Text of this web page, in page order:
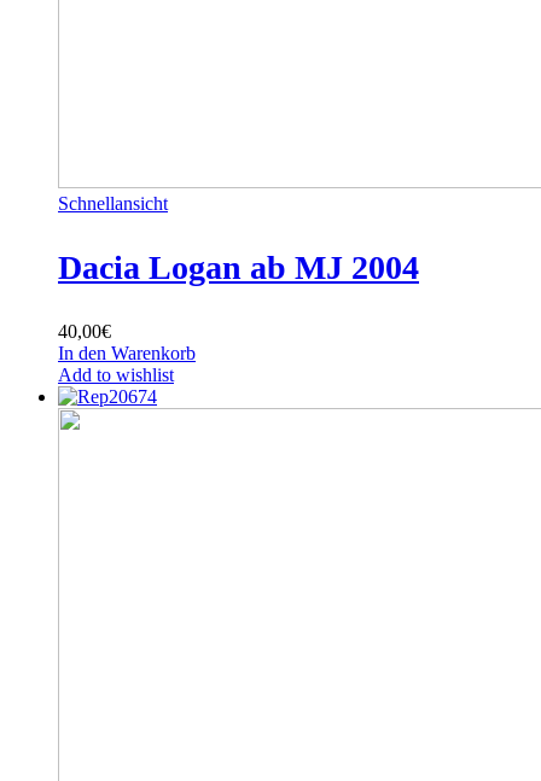
Schnellansicht
Dacia Logan ab MJ 2004
40,00€
In den Warenkorb
Add to wishlist